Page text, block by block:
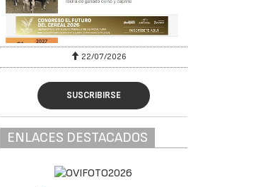
22/07/2026
SUSCRIBIRSE
ENLACES DESTACADOS